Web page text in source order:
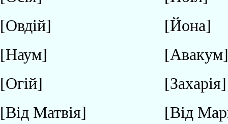
[Овдій]
[Йона]
[Наум]
[Огій]
[Захарія]
[Від Матвія]
[Від